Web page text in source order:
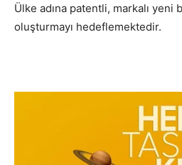
Ülke adına patentli, markalı
oluşturmayı hedeflemektedir.